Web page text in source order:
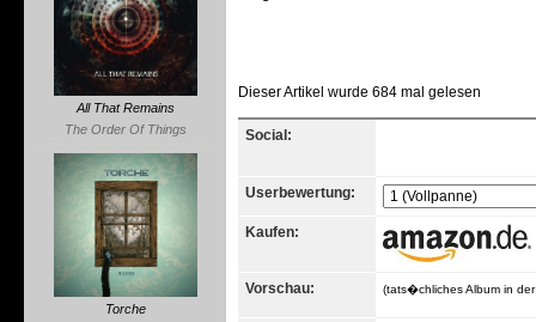
All That Remains
The Order Of Things
Torche
Dieser Artikel wurde 684 mal gelesen
Social:
Userbewertung:
Kaufen:
Vorschau: (tats�chliches Album in